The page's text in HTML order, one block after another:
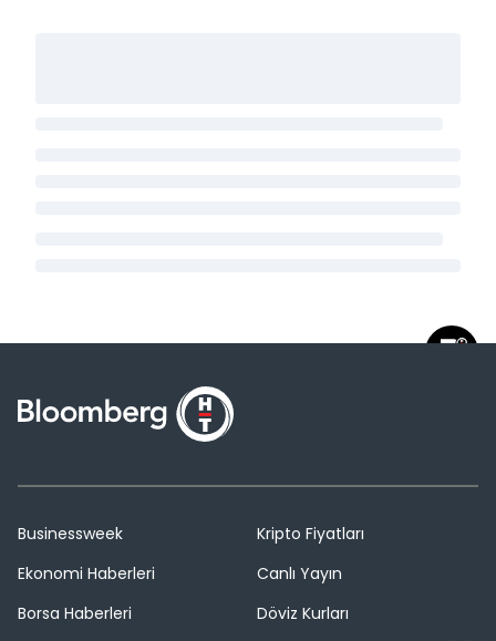
Businessweek
Ekonomi Haberleri
Borsa Haberleri
Kripto Fiyatları
Canlı Yayın
Döviz Kurları